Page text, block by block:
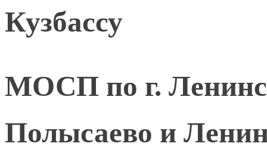
Кузбассу
МОСП по г.
Полысаево и